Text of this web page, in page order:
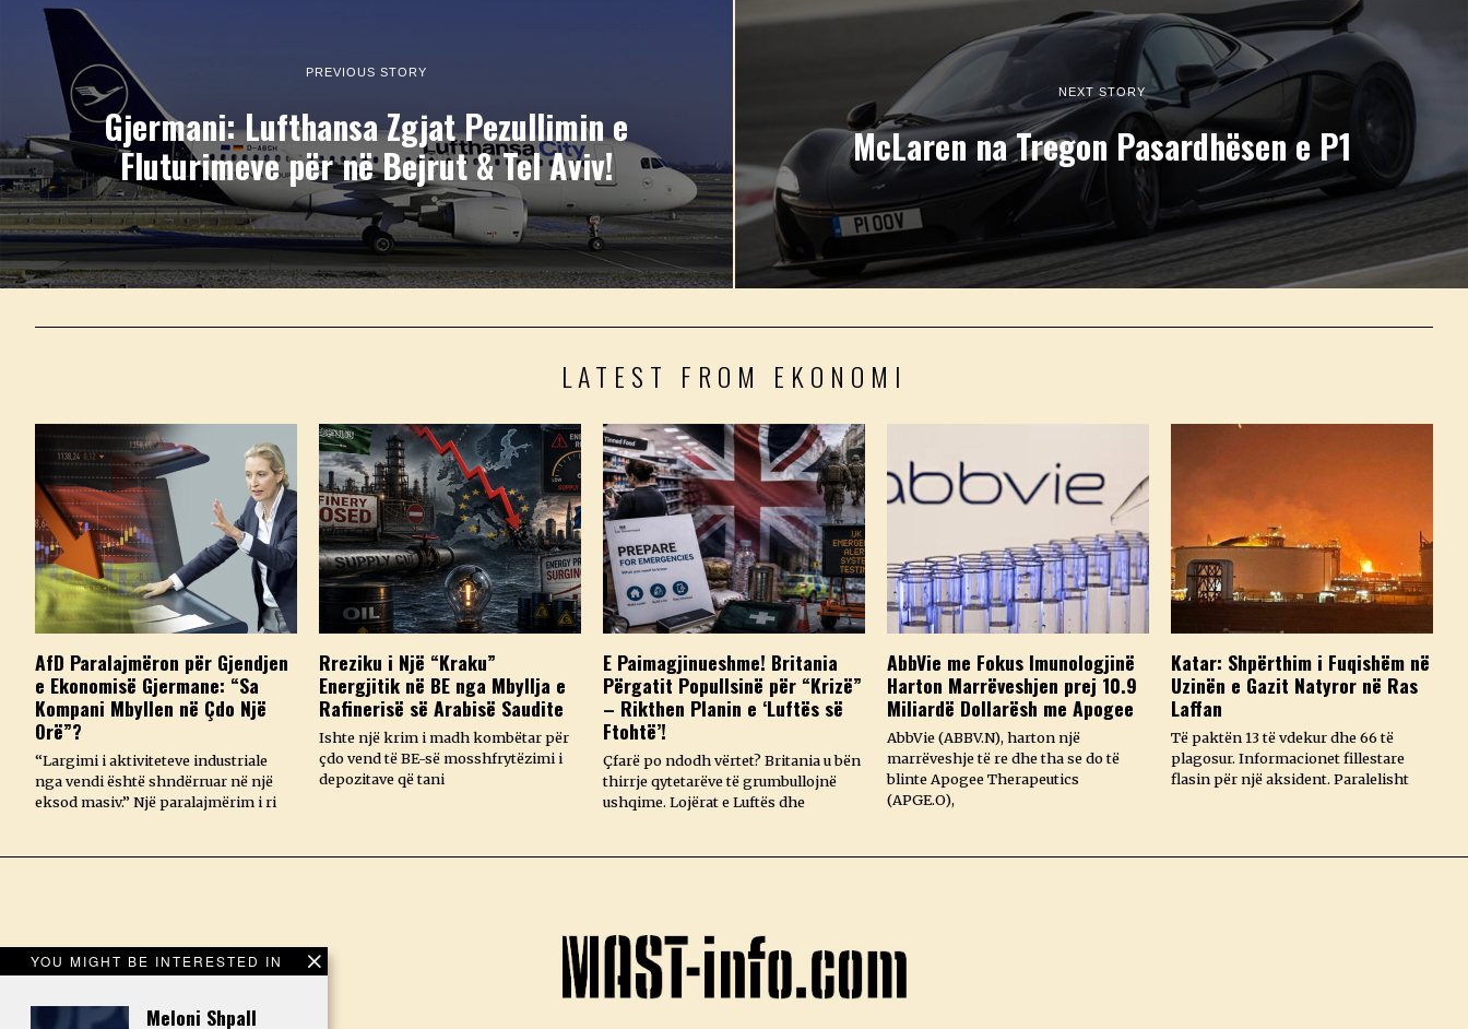
PREVIOUS STORY
Gjermani: Lufthansa Zgjat Pezullimin e
Fluturimeve për në Bejrut & Tel Aviv!
NEXT STORY
McLaren na Tregon Pasardhësen e P1
LATEST FROM EKONOMI
AfD Paralajmëron për Gjendjen
e Ekonomisë Gjermane: “Sa
Kompani Mbyllen në Çdo Një
Orë”?
“Largimi i aktiviteteve industriale
nga vendi është shndërruar në një
eksod masiv.” Një paralajmërim i ri
Rreziku i Një “Kraku”
Energjitik në BE nga Mbyllja e
Rafinerisë së Arabisë Saudite
Ishte një krim i madh kombëtar për
çdo vend të BE-së mosshfrytëzimi i
depozitave që tani
E Paimagjinueshme! Britania
Përgatit Popullsinë për “Krizë”
– Rikthen Planin e ‘Luftës së
Ftohtë’!
Çfarë po ndodh vërtet? Britania u bën
thirrje qytetarëve të grumbullojnë
ushqime. Lojërat e Luftës dhe
AbbVie me Fokus Imunologjinë
Harton Marrëveshjen prej 10.9
Miliardë Dollarësh me Apogee
AbbVie (ABBV.N), harton një
marrëveshje të re dhe tha se do të
blinte Apogee Therapeutics
(APGE.O),
Katar: Shpërthim i Fuqishëm në
Uzinën e Gazit Natyror në Ras
Laffan
Të paktën 13 të vdekur dhe 66 të
plagosur. Informacionet fillestare
flasin për një aksident. Paralelisht
YOU MIGHT BE INTERESTED IN
Meloni Shpall